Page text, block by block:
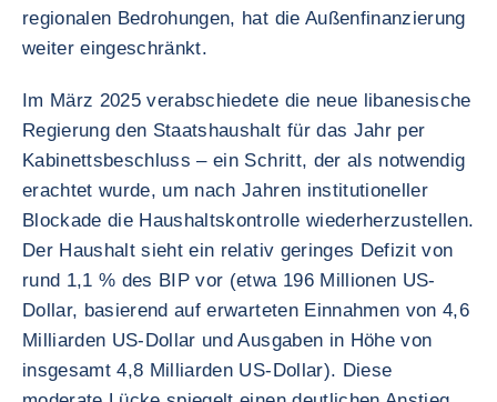
regionalen Bedrohungen, hat die Außenfinanzierung
weiter eingeschränkt.
Im März 2025 verabschiedete die neue libanesische
Regierung den Staatshaushalt für das Jahr per
Kabinettsbeschluss – ein Schritt, der als notwendig
erachtet wurde, um nach Jahren institutioneller
Blockade die Haushaltskontrolle wiederherzustellen.
Der Haushalt sieht ein relativ geringes Defizit von
rund 1,1 % des BIP vor (etwa 196 Millionen US-
Dollar, basierend auf erwarteten Einnahmen von 4,6
Milliarden US-Dollar und Ausgaben in Höhe von
insgesamt 4,8 Milliarden US-Dollar). Diese